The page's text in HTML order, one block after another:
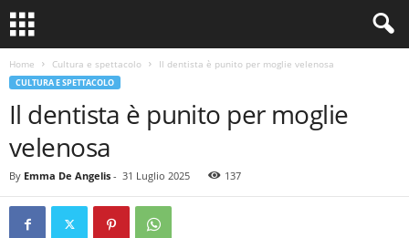
Home Cultura e spettacolo Il dentista è punito per moglie velenosa
CULTURA E SPETTACOLO
Il dentista è punito per moglie
velenosa
By Emma De Angelis - 31 Luglio 2025 137